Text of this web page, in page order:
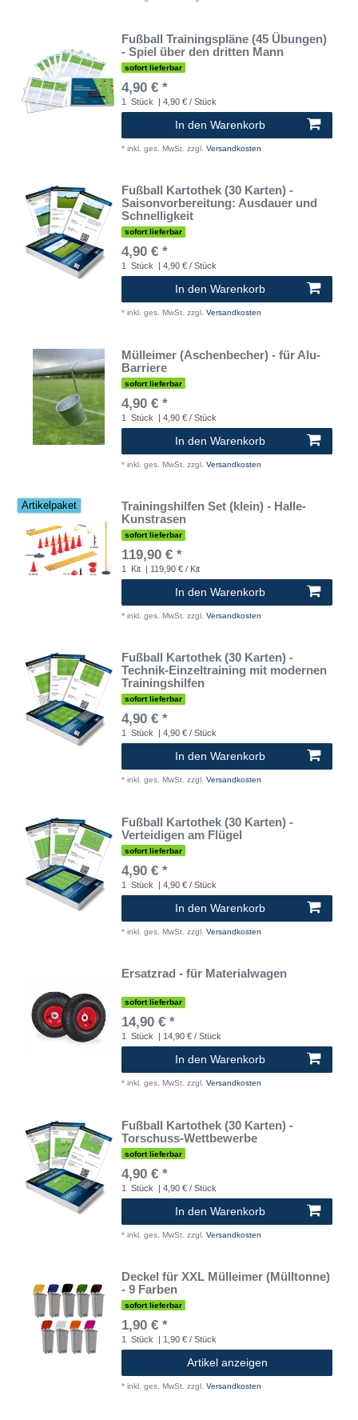
Fußball Trainingspläne (45 Übungen)
- Spiel über den dritten Mann
sofort lieferbar
4,90 € *
1 Stück | 4,90 € / Stück
In den Warenkorb
* inkl. ges. MwSt. zzgl. Versandkosten
Fußball Kartothek (30 Karten) -
Saisonvorbereitung: Ausdauer und
Schnelligkeit
sofort lieferbar
4,90 € *
1 Stück | 4,90 € / Stück
In den Warenkorb
* inkl. ges. MwSt. zzgl. Versandkosten
Mülleimer (Aschenbecher) - für Alu-
Barriere
sofort lieferbar
4,90 € *
1 Stück | 4,90 € / Stück
In den Warenkorb
* inkl. ges. MwSt. zzgl. Versandkosten
Artikelpaket
Trainingshilfen Set (klein) - Halle-
Kunstrasen
sofort lieferbar
119,90 € *
1 Kit | 119,90 € / Kit
In den Warenkorb
* inkl. ges. MwSt. zzgl. Versandkosten
Fußball Kartothek (30 Karten) -
Technik-Einzeltraining mit modernen
Trainingshilfen
sofort lieferbar
4,90 € *
1 Stück | 4,90 € / Stück
In den Warenkorb
* inkl. ges. MwSt. zzgl. Versandkosten
Fußball Kartothek (30 Karten) -
Verteidigen am Flügel
sofort lieferbar
4,90 € *
1 Stück | 4,90 € / Stück
In den Warenkorb
* inkl. ges. MwSt. zzgl. Versandkosten
Ersatzrad - für Materialwagen
sofort lieferbar
14,90 € *
1 Stück | 14,90 € / Stück
In den Warenkorb
* inkl. ges. MwSt. zzgl. Versandkosten
Fußball Kartothek (30 Karten) -
Torschuss-Wettbewerbe
sofort lieferbar
4,90 € *
1 Stück | 4,90 € / Stück
In den Warenkorb
* inkl. ges. MwSt. zzgl. Versandkosten
Deckel für XXL Mülleimer (Mülltonne)
- 9 Farben
sofort lieferbar
1,90 € *
1 Stück | 1,90 € / Stück
Artikel anzeigen
* inkl. ges. MwSt. zzgl. Versandkosten